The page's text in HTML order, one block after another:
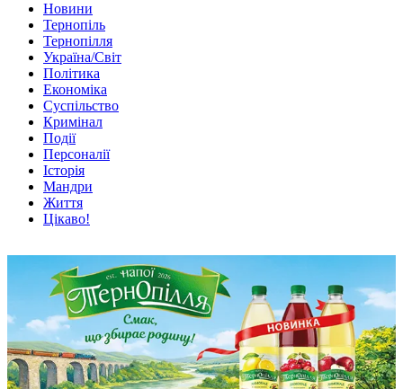
Новини
Тернопіль
Тернопілля
Україна/Світ
Політика
Економіка
Суспільство
Кримінал
Події
Персоналії
Історія
Мандри
Життя
Цікаво!